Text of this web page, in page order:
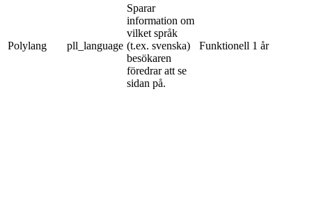
Polylang pll_language
Sparar
information om
vilket språk
(t.ex. svenska)
besökaren
föredrar att se
sidan på.
Funktionell 1 år